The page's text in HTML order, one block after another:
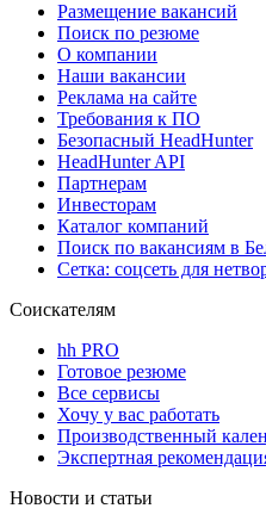
Размещение вакансий
Поиск по резюме
О компании
Наши вакансии
Реклама на сайте
Требования к ПО
Безопасный HeadHunter
HeadHunter API
Партнерам
Инвесторам
Каталог компаний
Поиск по вакансиям в
Сетка: соцсеть для
Соискателям
hh PRO
Готовое резюме
Все сервисы
Хочу у вас работать
Производственный
Экспертная
Новости и статьи